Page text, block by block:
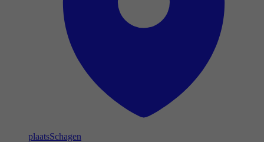
plaatsSchagen